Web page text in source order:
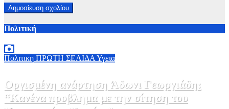
Πολιτική
Πολιτικη ΠΡΩΤΗ ΣΕΛΙΔΑ Υγεια
Οργισμένη ανάρτηση Άδωνι Γεωργιάδη:
“Κανένα προβλημα με την σίτηση του